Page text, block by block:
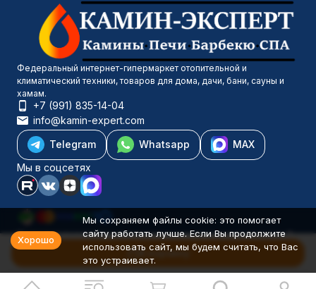
В корзину
Федеральный интернет-гипермаркет отопительной и
климатический техники, товаров для дома, дачи, бани, сауны и
хамам.
+7 (991) 835-14-04
info@kamin-expert.com
Telegram
Whatsapp
MAX
Мы в соцсетях
Каталог товаров
Компания
Информация
Политика персональных данных
Хорошо
Мы сохраняем файлы cookie: это помогает
сайту работать лучше. Если Вы продолжите
использовать сайт, мы будем считать, что Вас
это устраивает.